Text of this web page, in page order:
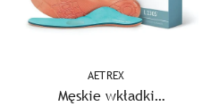
AETREX
Męskie wkładki